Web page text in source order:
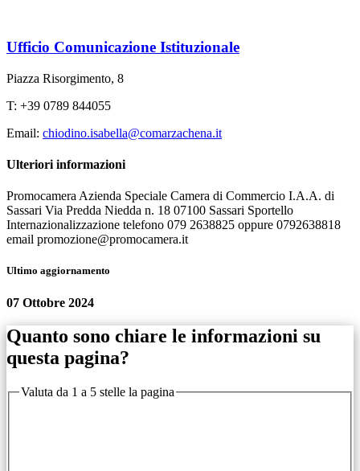
Ufficio Comunicazione Istituzionale
Piazza Risorgimento, 8
T: +39 0789 844055
Email: chiodino.isabella@comarzachena.it
Ulteriori informazioni
Promocamera Azienda Speciale Camera di Commercio I.A.A. di
Sassari Via Predda Niedda n. 18 07100 Sassari Sportello
Internazionalizzazione telefono 079 2638825 oppure 0792638818
email promozione@promocamera.it
Ultimo aggiornamento
07 Ottobre 2024
Quanto sono chiare le informazioni su
questa pagina?
Valuta da 1 a 5 stelle la pagina